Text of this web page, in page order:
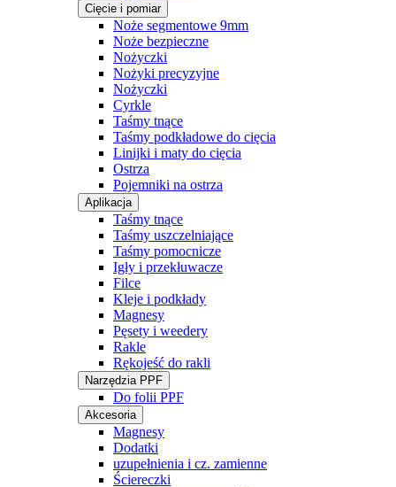
Cięcie i pomiar
Noże segmentowe 9mm
Noże bezpieczne
Nożyczki
Nożyki precyzyjne
Nożyczki
Cyrkle
Taśmy tnące
Taśmy podkładowe do cięcia
Linijki i maty do cięcia
Ostrza
Pojemniki na ostrza
Aplikacja
Taśmy tnące
Taśmy uszczelniające
Taśmy pomocnicze
Igły i przekłuwacze
Filce
Kleje i podkłady
Magnesy
Pęsety i weedery
Rakle
Rękojeść do rakli
Narzędzia PPF
Do folii PPF
Akcesoria
Magnesy
Dodatki
uzupełnienia i cz. zamienne
Ściereczki